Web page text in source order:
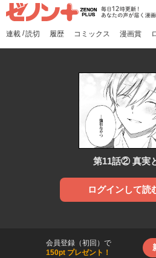
ゼノンプラス
毎日12
が届く漫
連載 /読切 履歴 コミックス 漫画賞
第11話② 真実
ログインして読
会員登録（初回）で
150pt プレゼント！